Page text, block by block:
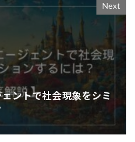
Next
ェントで社会現象をシミ